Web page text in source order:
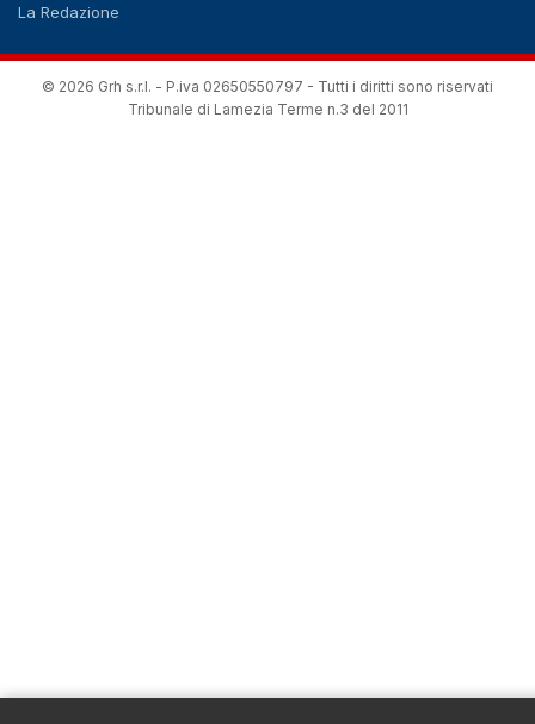
La Redazione
© 2026 Grh s.r.l. - P.iva 02650550797 - Tutti i diritti sono riservati
Tribunale di Lamezia Terme n.3 del 2011